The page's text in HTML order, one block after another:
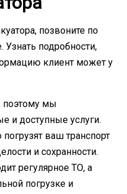
позвоните по
Узнать подробности,
клиент может у
поэтому мы
и доступные услуги.
ваш транспорт
и сохранности.
регулярное ТО, а
погрузке и